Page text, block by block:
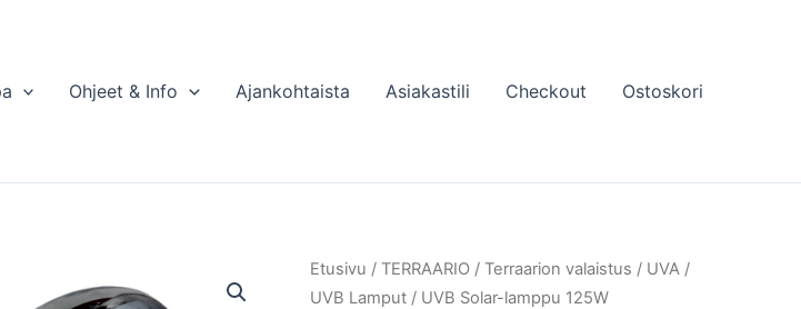
Ohjeet & Info Ajankohtaista Asiakastili Checkout Ostoskori
Etusivu / TERRAARIO/ Terraarion valaistus / UVA /
UVB Lamput/ UVB Solar-lamppu 125W